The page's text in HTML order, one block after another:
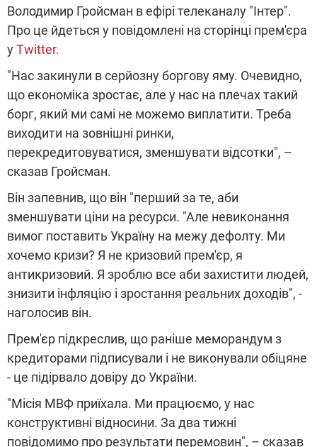
Володимир Гройсман в ефірі телеканалу "Інтер".
Про це йдеться у повідомлені на сторінці прем'єра
уТwitter.
"Нас закинули в серйозну боргову яму. Очевидно,
що економіка зростає, але у нас на плечах такий
борг, який ми самі не можемо виплатити. Треба
виходити на зовнішні ринки,
перекредитовуватися, зменшувати відсотки", –
сказав Гройсман.
Він запевнив, що він "перший за те, аби
зменшувати ціни на ресурси. "Але невиконання
вимог поставить Україну на межу дефолту. Ми
хочемо кризи? Я не кризовий прем'єр, я
антикризовий. Я зроблю все аби захистити людей,
знизити інфляцію і зростання реальних доходів", -
наголосив він.
Прем'єр підкреслив, що раніше меморандум з
кредиторами підписували і не виконували обіцяне
- це підірвало довіру до України.
"Місія МВФ приїхала. Ми працюємо, у нас
конструктивні відносини. За два тижні
повідомимо про результати перемовин", – сказав